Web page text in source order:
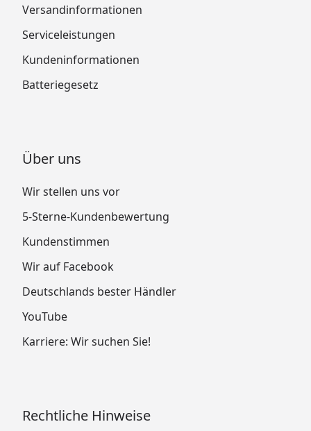
Versandinformationen
Serviceleistungen
Kundeninformationen
Batteriegesetz
Über uns
Wir stellen uns vor
5-Sterne-Kundenbewertung
Kundenstimmen
Wir auf Facebook
Deutschlands bester Händler
YouTube
Karriere: Wir suchen Sie!
Rechtliche Hinweise